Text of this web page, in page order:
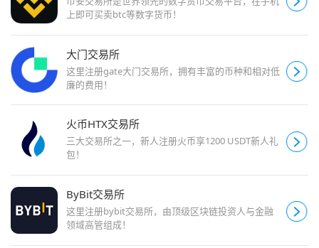
上即可买卖btc等数字货币！
大门交易所
这里注册gate大门交易所，拥有丰富的币种和相对低
廉的费用！
火币HTX交易所
三大交易所之一，新人注册火币享1200 USDT新人礼
包！
ByBit交易所
这里注册bybit交易所，由顶级区块链投资人与金融
领域高管组成！